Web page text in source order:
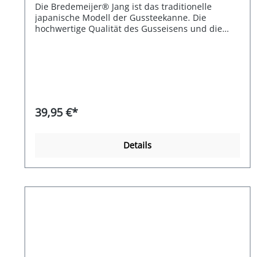
Die Bredemeijer® Jang ist das traditionelle
japanische Modell der Gussteekanne. Die
hochwertige Qualität des Gusseisens und die
39,95 €*
Details